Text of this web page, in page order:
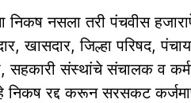
निकष नसला तरी पंचवीस
खासदार, जिल्हा परिषद,
सहकारी संस्थांचे संचालक व
निकष रद्द करून सरसकट